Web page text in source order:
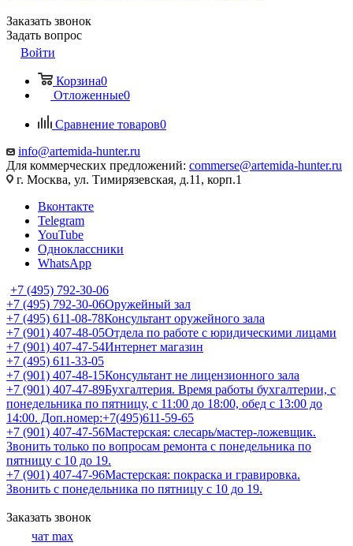
Заказать звонок
Задать вопрос
Войти
Корзина0
Отложенные0
Сравнение товаров0
info@artemida-hunter.ru
Для коммерческих предложений: commerse@artemida-hunter.ru
г. Москва, ул. Тимирязевская, д.11, корп.1
Вконтакте
Telegram
YouTube
Одноклассники
WhatsApp
+7 (495) 792-30-06
+7 (495) 792-30-06Оружейный зал
+7 (495) 611-08-78Консультант оружейного зала
+7 (901) 407-48-05Отдела по работе с юридическими лицами
+7 (901) 407-47-54Интернет магазин
+7 (495) 611-33-05
+7 (901) 407-48-15Консультант не лицензионного зала
+7 (901) 407-47-89Бухгалтерия. Время работы бухгалтерии, с
понедельника по пятницу, с 11:00 до 18:00, обед с 13:00 до
14:00. Доп.номер:+7(495)611-59-65
+7 (901) 407-47-56Мастерская: слесарь/мастер-ложевщик.
Звонить только по вопросам ремонта с понедельника по
пятницу с 10 до 19.
+7 (901) 407-47-96Мастерская: покраска и гравировка.
Звонить с понедельника по пятницу с 10 до 19.
Заказать звонок
чат max